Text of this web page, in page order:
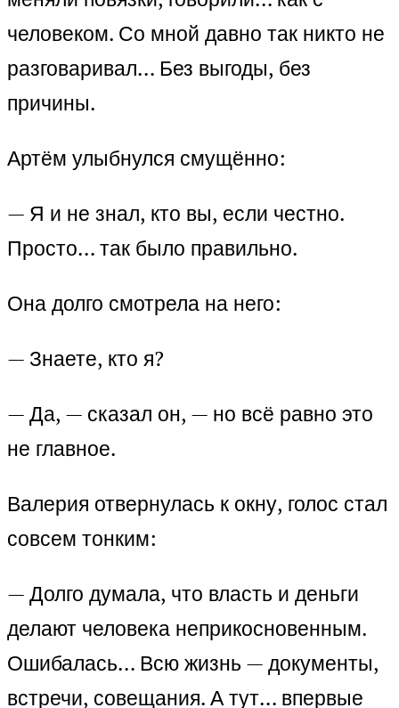
человеком. Со мной давно так никто не
разговаривал… Без выгоды, без
причины.
Артём улыбнулся смущённо:
— Я и не знал, кто вы, если честно.
Просто… так было правильно.
Она долго смотрела на него:
— Знаете, кто я?
— Да, — сказал он, — но всё равно это
не главное.
Валерия отвернулась к окну, голос стал
совсем тонким:
— Долго думала, что власть и деньги
делают человека неприкосновенным.
Ошибалась… Всю жизнь — документы,
встречи, совещания. А тут… впервые